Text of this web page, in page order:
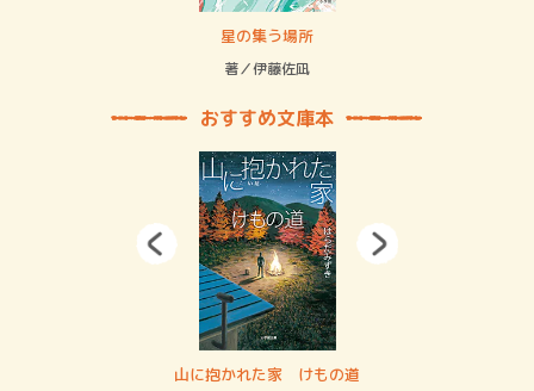
星の集う場所
著／伊藤佐凪
おすすめ文庫本
山に抱かれた家 けもの道